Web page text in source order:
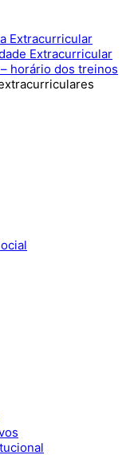
Extracurricular
Extracurricular
horário dos treinos